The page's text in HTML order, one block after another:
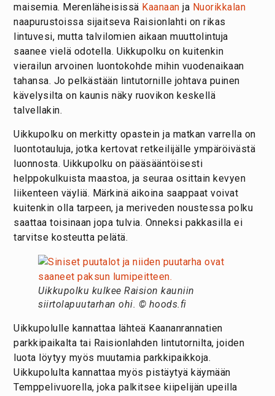
maisemia. Merenläheisissä Kaanaan ja Nuorikkalan
naapurustoissa sijaitseva Raisionlahti on rikas
lintuvesi, mutta talvilomien aikaan muuttolintuja
saanee vielä odotella. Uikkupolku on kuitenkin
vierailun arvoinen luontokohde mihin vuodenaikaan
tahansa. Jo pelkästään lintutornille johtava puinen
kävelysilta on kaunis näky ruovikon keskellä
talvellakin.
Uikkupolku on merkitty opastein ja matkan varrella on
luontotauluja, jotka kertovat retkeilijälle ympäröivästä
luonnosta. Uikkupolku on pääsääntöisesti
helppokulkuista maastoa, ja seuraa osittain kevyen
liikenteen väyliä. Märkinä aikoina saappaat voivat
kuitenkin olla tarpeen, ja meriveden noustessa polku
saattaa toisinaan jopa tulvia. Onneksi pakkasilla ei
tarvitse kosteutta pelätä.
Uikkupolku kulkee Raision kauniin
siirtolapuutarhan ohi. © hoods.fi
Uikkupolulle kannattaa lähteä Kaananrannatien
parkkipaikalta tai Raisionlahden lintutornilta, joiden
luota löytyy myös muutamia parkkipaikkoja.
Uikkupolulta kannattaa myös pistäytyä käymään
Temppelivuorella, joka palkitsee kiipelijän upeilla